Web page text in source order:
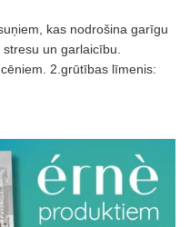
kas nodrošina garīgu
un garlaicību.
2.grūtības līmenis: